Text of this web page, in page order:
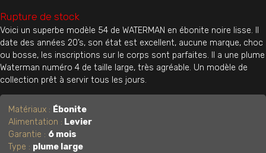
Rupture de stock
Voici un superbe modèle 54 de WATERMAN en ébonite noire lisse. Il
date des années 20’s, son état est excellent, aucune marque, choc
ou bosse, les inscriptions sur le corps sont parfaites. Il a une plume
Waterman numéro 4 de taille large, très agréable. Un modèle de
collection prêt à servir tous les jours.
Matériaux : Ébonite
Alimentation : Levier
Garantie : 6 mois
Type : plume large